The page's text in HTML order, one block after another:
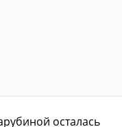
осталась